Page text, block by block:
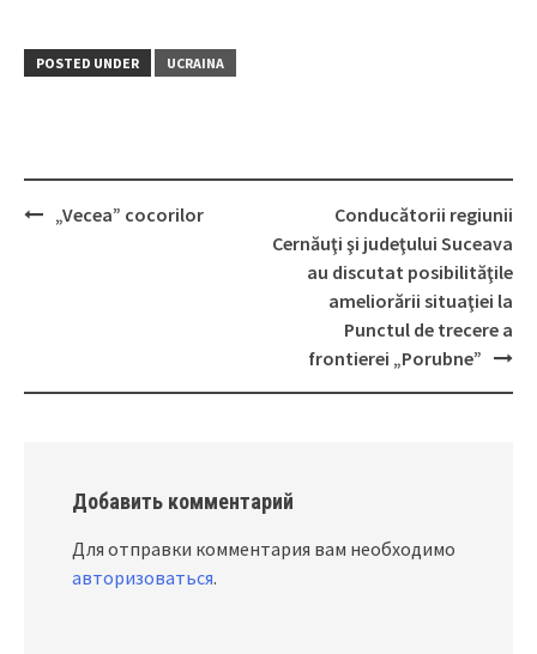
POSTED UNDER UCRAINA
„Vecea” cocorilor
Conducătorii regiunii
Cernăuţi şi judeţului Suceava
au discutat posibilităţile
ameliorării situaţiei la
Punctul de trecere a
frontierei „Porubne”
Добавить комментарий
Для отправки комментария вам необходимо
авторизоваться.